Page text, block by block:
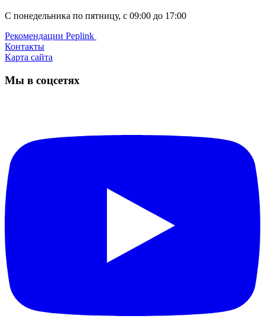
С понедельника по пятницу, с 09:00 до 17:00
Рекомендации Peplink ️
Контакты
Карта сайта
Мы в соцсетях